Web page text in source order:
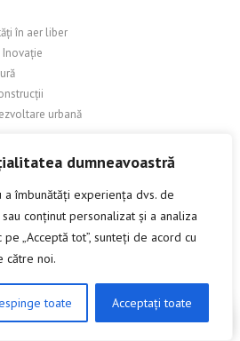
dumneavoastră
îmbunătăți experiența dvs. de
conținut personalizat și a analiza
„Acceptă tot”, sunteți de acord cu
către noi.
toate Acceptați toate
în aer liber
Inovație
urbană
A DISCUTA